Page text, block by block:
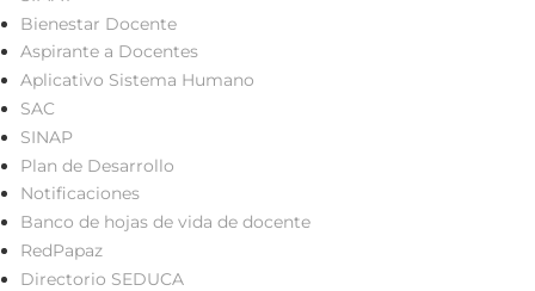
Bienestar Docente
Aspirante a Docentes
Aplicativo Sistema Humano
SAC
SINAP
Plan de Desarrollo
Notificaciones
Banco de hojas de vida de docente
RedPapaz
Directorio SEDUCA